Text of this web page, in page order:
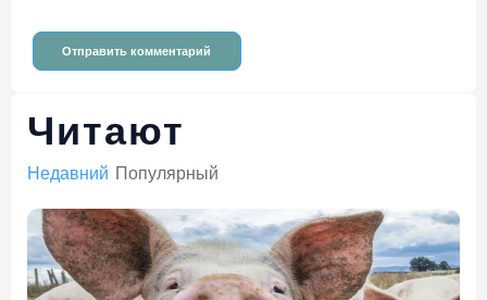
Читают
Недавний Популярный